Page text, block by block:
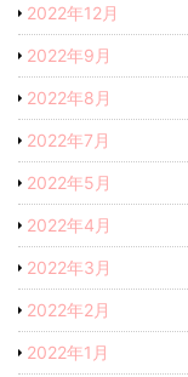
2022年12月
2022年9月
2022年8月
2022年7月
2022年5月
2022年4月
2022年3月
2022年2月
2022年1月